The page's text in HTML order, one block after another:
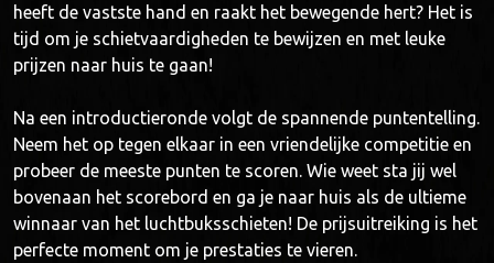
heeft de vastste hand en raakt het bewegende hert? Het is
tijd om je schietvaardigheden te bewijzen en met leuke
prijzen naar huis te gaan!
Na een introductieronde volgt de spannende puntentelling.
Neem het op tegen elkaar in een vriendelijke competitie en
probeer de meeste punten te scoren. Wie weet sta jij wel
bovenaan het scorebord en ga je naar huis als de ultieme
winnaar van het luchtbuksschieten! De prijsuitreiking is het
perfecte moment om je prestaties te vieren.